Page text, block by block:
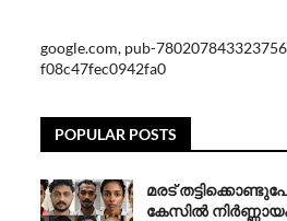
google.com, pub-
f08c47fec0942fa0
POPULAR POSTS
മരട്
കേസിൽ